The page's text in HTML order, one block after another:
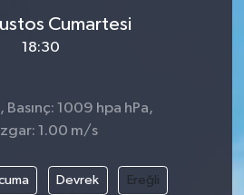
Cumartesi
18:30
Basınç: 1009 hpa hPa,
1.00 m/s
Devrek Ereğli